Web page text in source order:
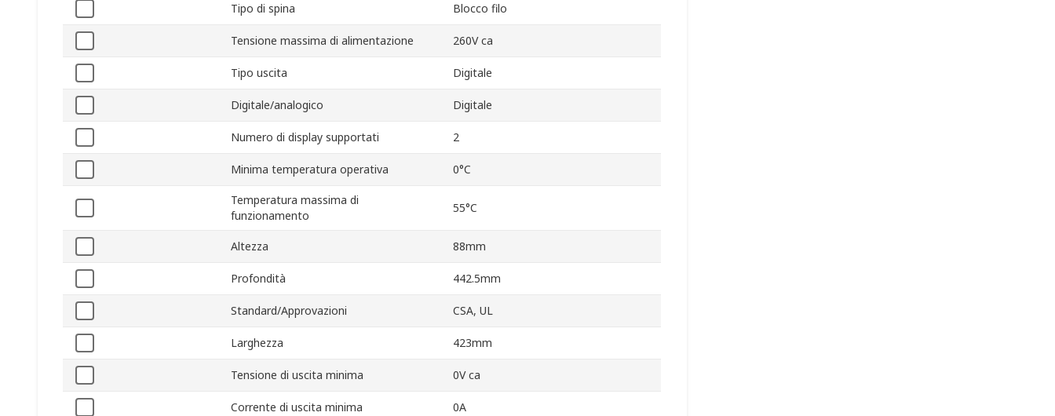
Tipo di spina Blocco filo
Tensione massima di alimentazione 260V ca
Tipo uscita Digitale
Digitale/analogico Digitale
Numero di display supportati 2
Minima temperatura operativa 0°C
Temperatura massima di
funzionamento
55°C
Altezza 88mm
Profondità 442.5mm
Standard/Approvazioni CSA, UL
Larghezza 423mm
Tensione di uscita minima 0V ca
Corrente di uscita minima 0A